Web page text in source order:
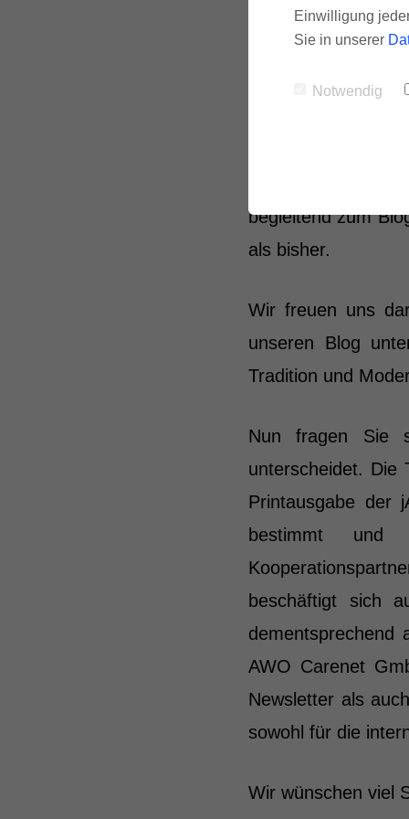
Leser*innen
begleitend zum
als bisher.
Wir freuen uns
unseren Blog
Tradition und
Nun fragen Sie
unterscheidet. Die
Printausgabe der
bestimmt und
beschäftigt sich
dementsprechend
AWO Carenet
Newsletter als
sowohl für die
Wir wünschen viel
Einwilligung
Sie in unserer
Notwendig